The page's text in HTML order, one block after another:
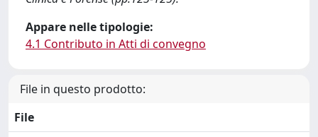
Appare nelle tipologie:
4.1 Contributo in Atti di convegno
File in questo prodotto:
File